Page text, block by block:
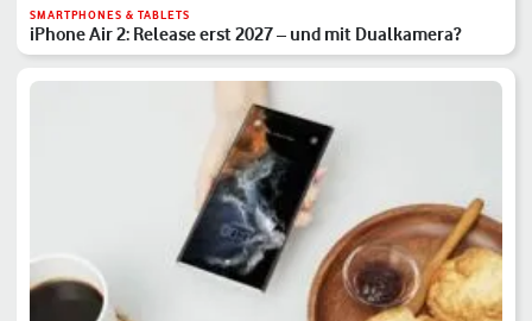
SMARTPHONES & TABLETS
iPhone Air 2: Release erst 2027 – und mit Dualkamera?